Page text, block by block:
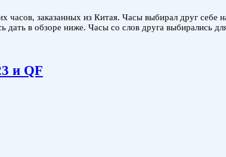
часов, заказанных из Китая. Часы выбирал друг
дать в обзоре ниже. Часы со слов друга выбирались
и QF